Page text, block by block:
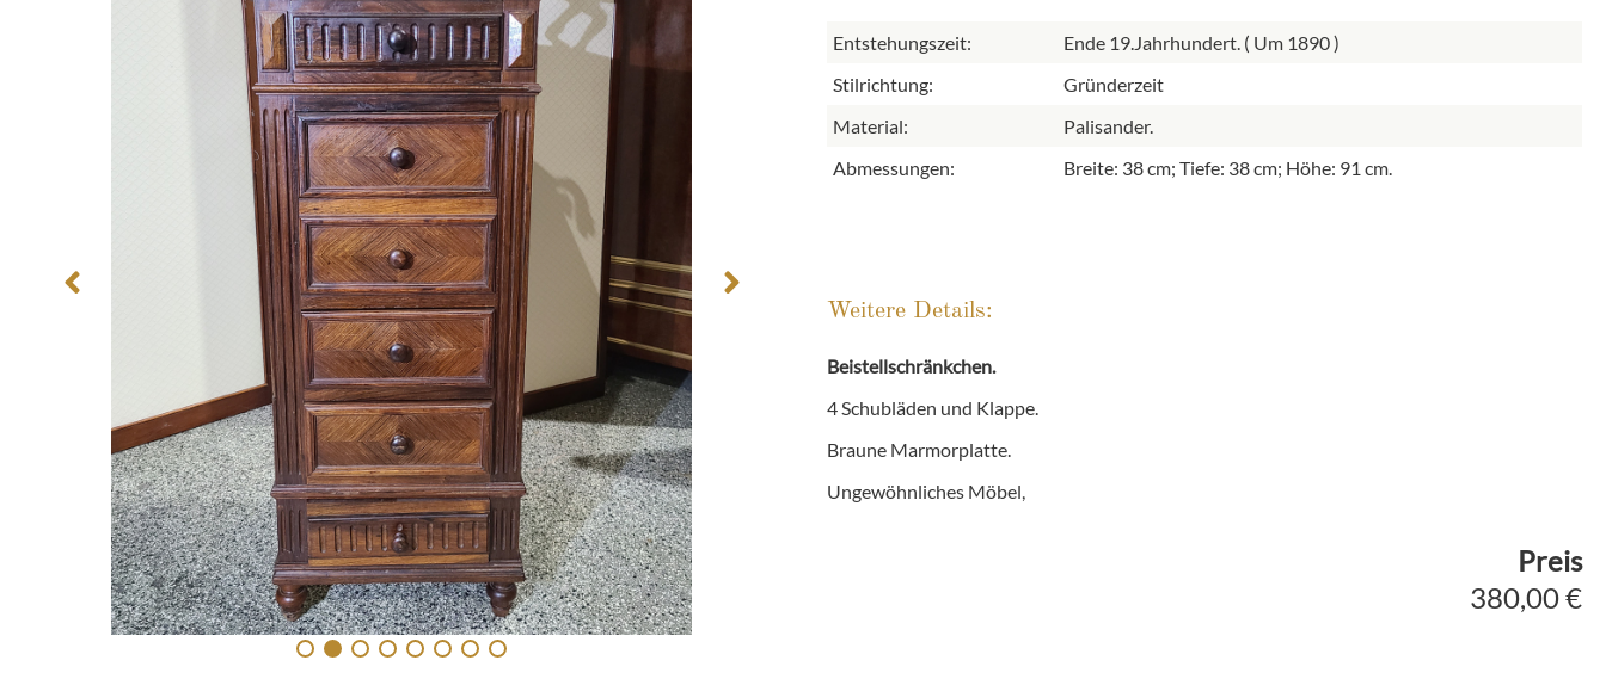
Entstehungszeit:
Ende 19.Jahrhundert. ( Um 1890 )
Stilrichtung:
Gründerzeit
Material:
Palisander.
Abmessungen:
Breite: 38 cm; Tiefe: 38 cm; Höhe: 91 cm.
Weitere Details:
Beistellschränkchen.
4 Schubläden und Klappe.
Braune Marmorplatte.
Ungewöhnliches Möbel,
Preis
380,00 €